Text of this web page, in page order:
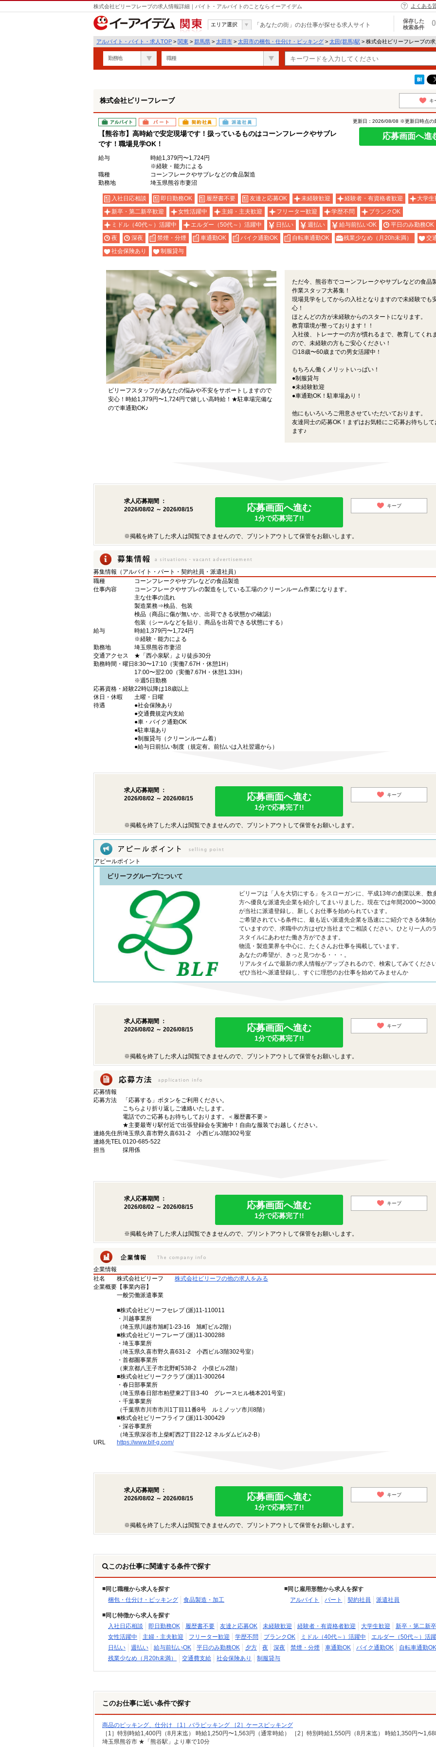
株式会社ビリーフレーブの求人情報詳細｜バイト・アルバイトのことならイーアイデム よくある
関東
エリア選択 「あなたの街」のお仕事が探せる求人サイト
保存した
検索条件
0
アルバイト・バイト・求人TOP > 関東 > 群馬県 > 太田市 > 太田市の梱包・仕分け・ピッキング > 太田(群馬)駅 > 株式会社ビリーフレーブの
勤務地 職種
株式会社ビリーフレーブ キ
アルバイト パート 契約社員 派遣社員
【熊谷市】高時給で安定現場です！扱っているものはコーンフレークやサブレ
です！職場見学OK！
更新日：2026/08/08 ※更新日時点の
応募画面へ進
給与
時給1,379円〜1,724円
※経験・能力による
職種
コーンフレークやサブレなどの食品製造
勤務地
埼玉県熊谷市妻沼
入社日応相談 即日勤務OK 履歴書不要 友達と応募OK 未経験歓迎 経験者・有資格者歓迎
大学生
新卒・第二新卒歓迎
女性活躍中 主婦・主夫歓迎 フリーター歓迎 学歴不問
ブランクOK
ミドル（40代～）活躍中
エルダー（50代～）活躍中 日払い 週払い 給与前払いOK 平日のみ勤務OK
夜
深夜 禁煙・分煙 車通勤OK バイク通勤OK 自転車通勤OK 残業少なめ（月20h未満）
交
社会保険あり
制服貸与
ビリーフスタッフがあなたの悩みや不安をサポートしますので
安心！時給1,379円〜1,724円で嬉しい高時給！★駐車場完備な
ので車通勤OK♪
ただ今、熊谷市でコーンフレークやサブレなどの食品
作業スタッフ大募集！
現場見学をしてからの入社となりますので未経験でも
心！
ほとんどの方が未経験からのスタートになります。
教育環境が整っております！！
入社後、トレーナーの方が慣れるまで、教育してくれ
ので、未経験の方もご安心ください！
◎18歳〜60歳までの男女活躍中！
もちろん働くメリットいっぱい！
●制服貸与
●未経験歓迎
●車通勤OK！駐車場あり！
他にもいろいろご用意させていただいております。
友達同士の応募OK！まずはお気軽にご応募お待ちして
ます♪
求人応募期間 ：
2026/08/02 ～ 2026/08/15
応募画面へ進む
1分で応募完了!!
キープ
※掲載を終了した求人は閲覧できませんので、プリントアウトして保管をお願いします。
募集情報（アルバイト・パート・契約社員・派遣社員）
職種
コーンフレークやサブレなどの食品製造
仕事内容
コーンフレークやサブレの製造をしている工場のクリーンルーム作業になります。
主な仕事の流れ
製造業務⇒検品、包装
検品（商品に傷が無いか、出荷できる状態かの確認）
包装（シールなどを貼り、商品を出荷できる状態にする）
給与
時給1,379円〜1,724円
※経験・能力による
勤務地
埼玉県熊谷市妻沼
交通アクセス
★「西小泉駅」より徒歩30分
勤務時間・曜日 8:30〜17:10（実働7.67H・休憩1H）
17:00〜翌2:00（実働7.67H・休憩1.33H）
※週5日勤務
応募資格・経験22時以降は18歳以上
休日・休暇
土曜・日曜
待遇
●社会保険あり
●交通費規定内支給
●車・バイク通勤OK
●駐車場あり
●制服貸与（クリーンルーム着）
●給与日前払い制度（規定有。前払いは入社翌週から）
求人応募期間 ：
2026/08/02 ～ 2026/08/15
応募画面へ進む
1分で応募完了!!
キープ
※掲載を終了した求人は閲覧できませんので、プリントアウトして保管をお願いします。
アピールポイント
ビリーフグループについて
ビリーフは「人を大切にする」をスローガンに、平成13年の創業以来、数
方へ優良な派遣先企業を紹介してまいりました。現在では年間2000〜
が当社に派遣登録し、新しくお仕事を始められています。
ご希望されている条件に、最も近い派遣先企業を迅速にご紹介できる体制
ていますので、求職中の方はぜひ当社までご相談ください。ひとり一人の
スタイルにあわせた働き方ができます。
物流・製造業界を中心に、たくさんお仕事を掲載しています。
あなたの希望が、きっと見つかる・・・。
リアルタイムで最新の求人情報がアップされるので、検索してみてください
ぜひ当社へ派遣登録し、すぐに理想のお仕事を始めてみませんか
求人応募期間 ：
2026/08/02 ～ 2026/08/15
応募画面へ進む
1分で応募完了!!
キープ
※掲載を終了した求人は閲覧できませんので、プリントアウトして保管をお願いします。
応募情報
応募方法
「応募する」ボタンをご利用ください。
こちらより折り返しご連絡いたします。
電話でのご応募もお待ちしております。＜履歴書不要＞
★主要最寄り駅付近で出張登録会を実施中！自由な服装でお越しください。
連絡先住所埼玉県久喜市野久喜631-2 小西ビル3階302号室
連絡先TEL0120-685-522
担当
採用係
求人応募期間 ：
2026/08/02 ～ 2026/08/15
応募画面へ進む
1分で応募完了!!
キープ
※掲載を終了した求人は閲覧できませんので、プリントアウトして保管をお願いします。
企業情報
社名
株式会社ビリーフ
株式会社ビリーフの他の求人をみる
企業概要 【事業内容】
一般労働派遣事業
■株式会社ビリーフセレブ (派)11-110011
・川越事業所
（埼玉県川越市旭町1-23-16 旭町ビル2階）
■株式会社ビリーフレーブ (派)11-300288
・埼玉事業所
（埼玉県久喜市野久喜631-2 小西ビル3階302号室）
・首都圏事業所
（東京都八王子市北野町538-2 小俣ビル2階）
■株式会社ビリーフクラブ (派)11-300264
・春日部事業所
（埼玉県春日部市粕壁東2丁目3-40 グレースヒル橋本201号室）
・千葉事業所
（千葉県市川市市川1丁目11番8号 ルミノッソ市川8階）
■株式会社ビリーフライフ (派)11-300429
・深谷事業所
（埼玉県深谷市上柴町西2丁目22-12 ネルダムビル2-B）
URL
https://www.blf-g.com/
求人応募期間 ：
2026/08/02 ～ 2026/08/15
応募画面へ進む
1分で応募完了!!
キープ
※掲載を終了した求人は閲覧できませんので、プリントアウトして保管をお願いします。
このお仕事に関連する条件で探す
同じ職種から求人を探す
梱包・仕分け・ピッキング
食品製造・加工
同じ雇用形態から求人を探す
アルバイト
パート 契約社員 派遣社員
同じ特徴から求人を探す
入社日応相談
即日勤務OK 履歴書不要 友達と応募OK 未経験歓迎 経験者・有資格者歓迎 大学生歓迎
新卒・第二新
女性活躍中
主婦・主夫歓迎 フリーター歓迎 学歴不問 ブランクOK ミドル（40代～）活躍中
エルダー（50代～）活
日払い
週払い 給与前払いOK 平日のみ勤務OK 夕方 夜 深夜 禁煙・分煙 車通勤OK バイク通勤OK
自転車通勤OK
残業少なめ（月20h未満）
交通費支給 社会保険あり 制服貸与
このお仕事に近い条件で探す
商品のピッキング、仕分け ［1］バラピッキング ［2］ケースピッキング
埼玉県熊谷市 ★「熊谷駅」より車で10分